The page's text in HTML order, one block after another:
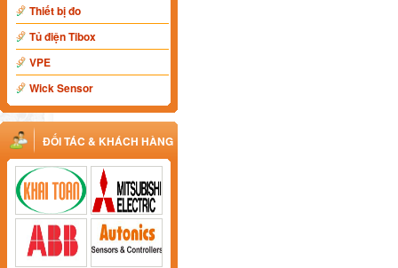
Thiết bị đo
Tủ điện Tibox
VPE
Wick Sensor
ĐỐI TÁC & KHÁCH HÀNG